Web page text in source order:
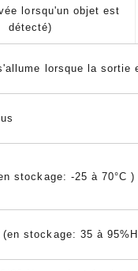
lorsqu'un objet est
détecté)
lorsque la sortie
stockage: -25 à 70°C
(en stockage: 35 à